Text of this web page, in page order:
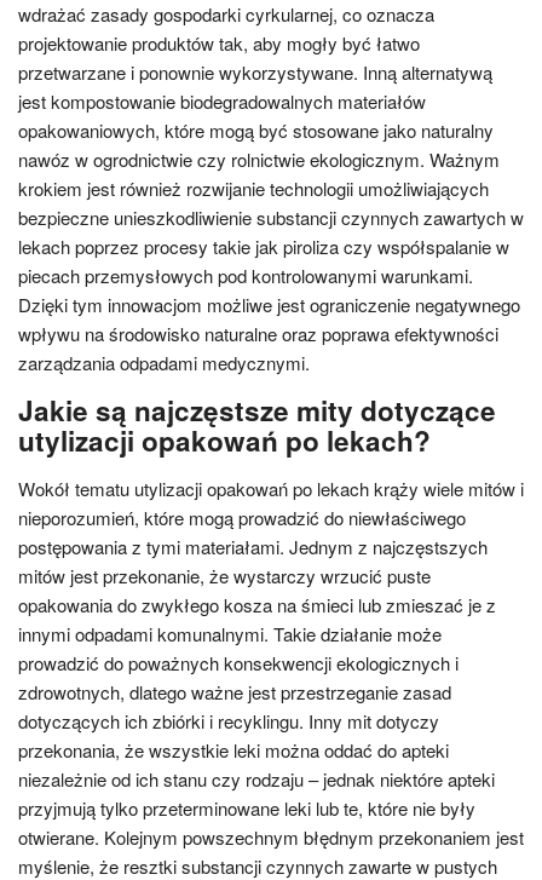
wdrażać zasady gospodarki cyrkularnej, co oznacza
projektowanie produktów tak, aby mogły być łatwo
przetwarzane i ponownie wykorzystywane. Inną alternatywą
jest kompostowanie biodegradowalnych materiałów
opakowaniowych, które mogą być stosowane jako naturalny
nawóz w ogrodnictwie czy rolnictwie ekologicznym. Ważnym
krokiem jest również rozwijanie technologii umożliwiających
bezpieczne unieszkodliwienie substancji czynnych zawartych w
lekach poprzez procesy takie jak piroliza czy współspalanie w
piecach przemysłowych pod kontrolowanymi warunkami.
Dzięki tym innowacjom możliwe jest ograniczenie negatywnego
wpływu na środowisko naturalne oraz poprawa efektywności
zarządzania odpadami medycznymi.
Jakie są najczęstsze mity dotyczące
utylizacji opakowań po lekach?
Wokół tematu utylizacji opakowań po lekach krąży wiele mitów i
nieporozumień, które mogą prowadzić do niewłaściwego
postępowania z tymi materiałami. Jednym z najczęstszych
mitów jest przekonanie, że wystarczy wrzucić puste
opakowania do zwykłego kosza na śmieci lub zmieszać je z
innymi odpadami komunalnymi. Takie działanie może
prowadzić do poważnych konsekwencji ekologicznych i
zdrowotnych, dlatego ważne jest przestrzeganie zasad
dotyczących ich zbiórki i recyklingu. Inny mit dotyczy
przekonania, że wszystkie leki można oddać do apteki
niezależnie od ich stanu czy rodzaju – jednak niektóre apteki
przyjmują tylko przeterminowane leki lub te, które nie były
otwierane. Kolejnym powszechnym błędnym przekonaniem jest
myślenie, że resztki substancji czynnych zawarte w pustych